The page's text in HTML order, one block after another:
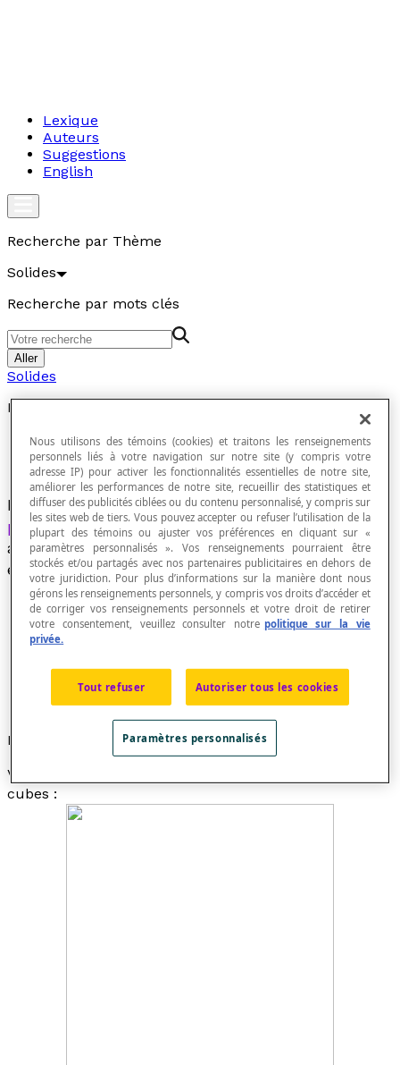
Lexique
Auteurs
Suggestions
English
Recherche par Thème
Solides
Recherche par mots clés
Aller
Solides
Pavage
Mode de remplissage de l'espace à l'aide de
polyèdresagencés de telle sorte qu'il n'y ait
aucun espace libre entre les polyèdres ni aucun
emboitement ou chevauchement de ceux-ci.
Pour réaliser un pavage, il n'est pas nécessaire que
tous les polyèdres utilisés soient despavés.
Lorsqu'il s'agit de remplir un espace plan à deux
dimensions, on utilise plutôt le termedallage.
Exemple
Voici l'amorce d'un pavage de l'espace à l'aide de
cubes :
Nous utilisons des témoins (cookies) et traitons les renseignements
personnels liés à votre navigation sur notre site (y compris votre
adresse IP) pour activer les fonctionnalités essentielles de notre site,
améliorer les performances de notre site, recueillir des statistiques et
diffuser des publicités ciblées ou du contenu personnalisé, y compris sur
les sites web de tiers. Vous pouvez accepter ou refuser l’utilisation de la
plupart des témoins ou ajuster vos préférences en cliquant sur «
paramètres personnalisés ». Vos renseignements pourraient être
stockés et/ou partagés avec nos partenaires publicitaires en dehors de
votre juridiction. Pour plus d’informations sur la manière dont nous
gérons les renseignements personnels, y compris vos droits d’accéder et
de corriger vos renseignements personnels et votre droit de retirer
votre consentement, veuillez consulter notre politique sur la vie
privée.
Tout refuser Autoriser tous les cookies
Paramètres personnalisés